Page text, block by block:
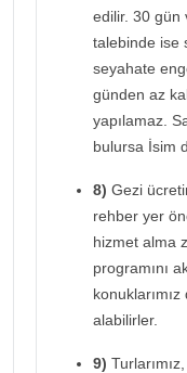
edilir. 30 gün
talebinde ise
seyahate
günden az
yapılamaz.
bulursa İsim
8) Gezi
rehber yer
hizmet alma
programını
alabilirler.
9)